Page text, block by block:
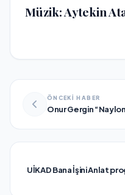
Müzik:Aytekin
ÖNCEKİ HABER
Onur Gergin
UİKAD Bana İşini Anlat